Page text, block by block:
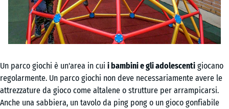
Un parco giochi è un'area in cui i bambini e gli adolescenti giocano
regolarmente. Un parco giochi non deve necessariamente avere le
attrezzature da gioco come altalene o strutture per arrampicarsi.
Anche una sabbiera, un tavolo da ping pong o un gioco gonfiabile